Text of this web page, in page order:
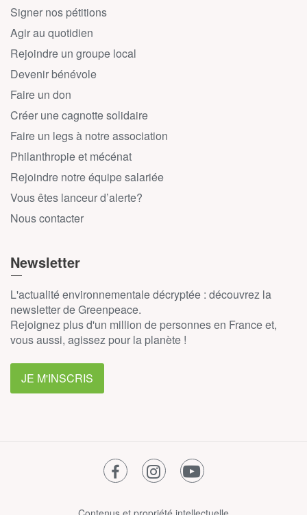
Signer nos pétitions
Agir au quotidien
Rejoindre un groupe local
Devenir bénévole
Faire un don
Créer une cagnotte solidaire
Faire un legs à notre association
Philanthropie et mécénat
Rejoindre notre équipe salariée
Vous êtes lanceur d’alerte?
Nous contacter
Newsletter
L'actualité environnementale décryptée : découvrez la
newsletter de Greenpeace.
Rejoignez plus d'un million de personnes en France et,
vous aussi, agissez pour la planète !
JE M'INSCRIS
facebookinstagramyoutube